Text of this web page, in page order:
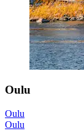
Oulu
Oulu
Oulu